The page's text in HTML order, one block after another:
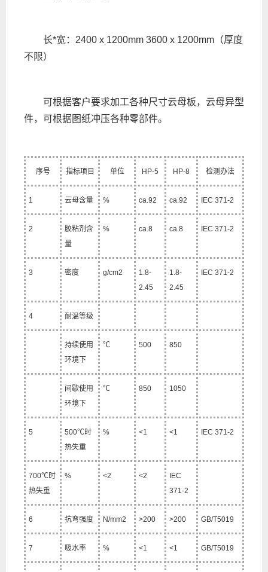
长*宽：2400 x 1200mm 3600 x 1200mm（厚度
不限）
可根据客户要求加工各种尺寸云母板，云母异型
件，可根据图纸冲压各种零部件。
序号 指标项目 单位 HP-5 HP-8 检测办法
1 云母含量 % ca.92 ca.92 IEC 371-2
2
胶粘剂含
量
% ca.8 ca.8 IEC 371-2
3 密度 g/cm2
1.8-
2.45
1.8-
2.45
IEC 371-2
4 耐温等级
持续使用
环境下
℃ 500 850
间歇使用
环境下
℃ 850 1050
5 500℃时
热失重
% <1 <1 IEC 371-2
700℃时
热失重
% <2 <2
IEC
371-2
6 抗弯强度 N/mm2 >200 >200 GB/T5019
7 吸水率 % <1 <1 GB/T5019